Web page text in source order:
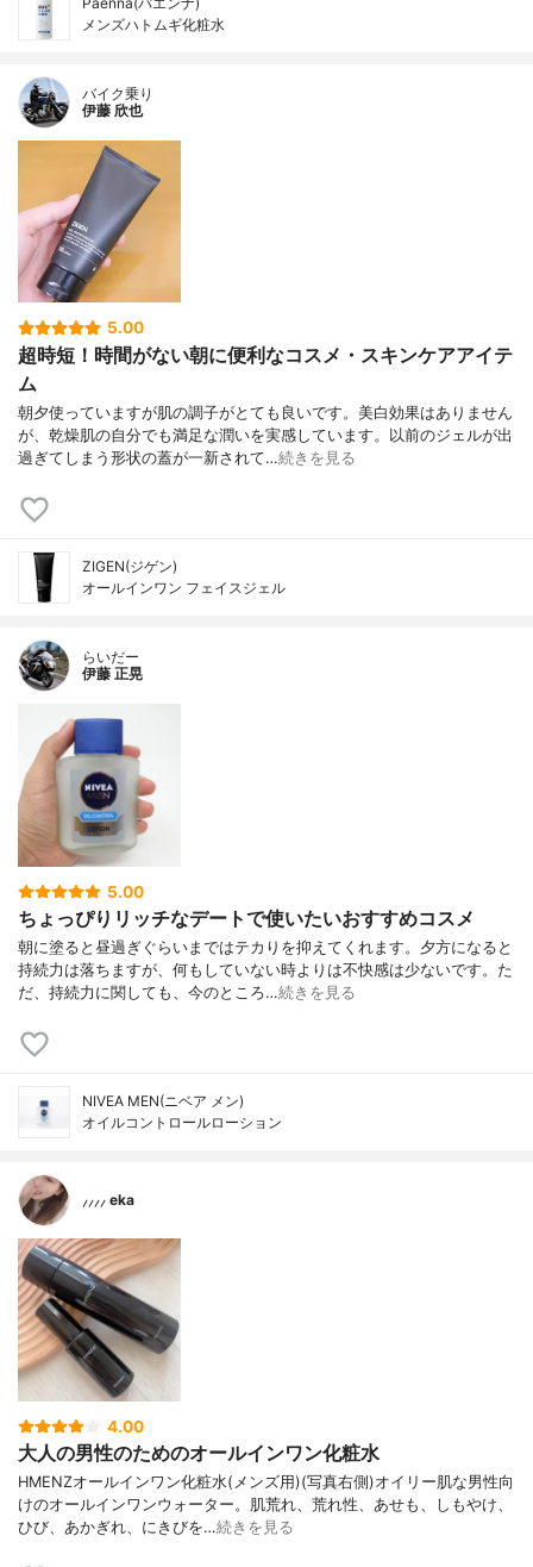
メンズハトムギ化粧水
バイク乗り
伊藤 欣也
5.00
超時短！時間がない朝に便利なコスメ・スキンケアアイテ
ム
朝夕使っていますが肌の調子がとても良いです。美白効果はありません
が、乾燥肌の自分でも満足な潤いを実感しています。以前のジェルが出
過ぎてしまう形状の蓋が一新されて…続きを見る
ZIGEN(ジゲン)
オールインワン フェイスジェル
らいだー
伊藤 正晃
5.00
ちょっぴりリッチなデートで使いたいおすすめコスメ
朝に塗ると昼過ぎぐらいまではテカりを抑えてくれます。夕方になると
持続力は落ちますが、何もしていない時よりは不快感は少ないです。た
だ、持続力に関しても、今のところ…続きを見る
NIVEA MEN(ニベア メン)
オイルコントロールローション
⸝⸝⸝⸝ eka
4.00
大人の男性のためのオールインワン化粧水
HMENZオールインワン化粧水(メンズ用)(写真右側)オイリー肌な男性向
けのオールインワンウォーター。肌荒れ、荒れ性、あせも、しもやけ、
ひび、あかぎれ、にきびを…続きを見る